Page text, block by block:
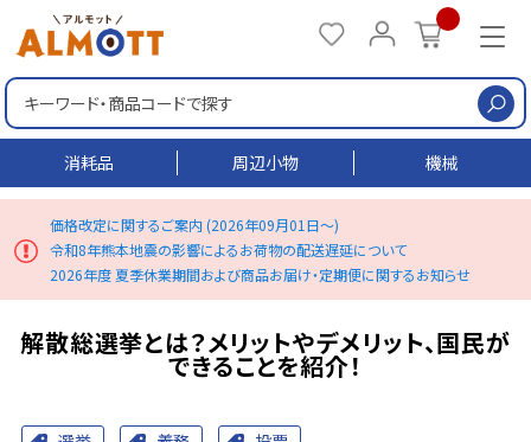
消耗品 周辺小物 機械
価格改定に関するご案内 (2026年09月01日～)
令和8年熊本地震の影響によるお荷物の配送遅延について
2026年度 夏季休業期間および商品お届け・定期便に関するお知らせ
解散総選挙とは？メリットやデメリット、国民が
できることを紹介！